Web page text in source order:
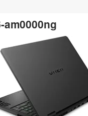
am0000ng